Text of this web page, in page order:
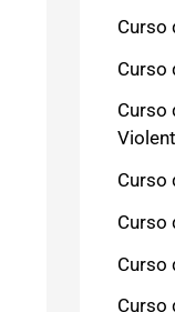
Curso
Curso
Curso
Curso
Curso
Curso
Curso